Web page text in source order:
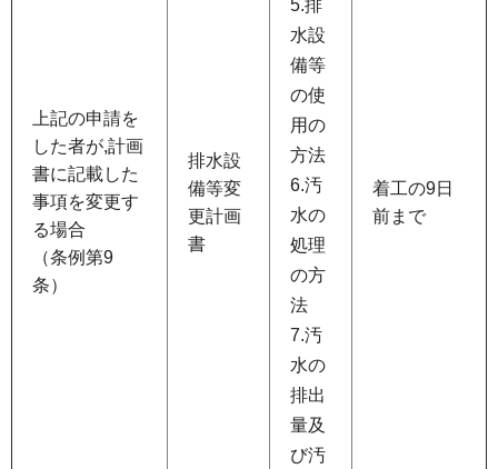
5.排
水設
備等
の使
用の
方法
6.汚
水の
処理
の方
法
7.汚
水の
排出
量及
び汚
上記の申請を
した者が,計画
書に記載した
事項を変更す
る場合
（条例第9
条）
排水設
備等変
更計画
書
着工の9日
前まで